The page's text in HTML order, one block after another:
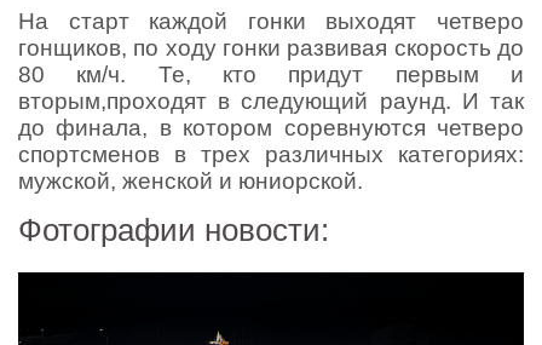
На старт каждой гонки выходят четверо
гонщиков, по ходу гонки развивая скорость до
80 км/ч. Те, кто придут первым и
вторым,проходят в следующий раунд. И так
до финала, в котором соревнуются четверо
спортсменов в трех различных категориях:
мужской, женской и юниорской.
Фотографии новости: